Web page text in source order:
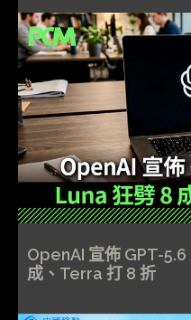
OpenAI 宣佈 GPT-
成、Terra 打 8 折